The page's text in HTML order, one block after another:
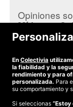
Opiniones
Míticaen
Lo pasamos
En Colectivia
la fiabilidad y la
rendimiento y para
personalizada. Para
su comportamiento y
Si seleccionas “Estoy